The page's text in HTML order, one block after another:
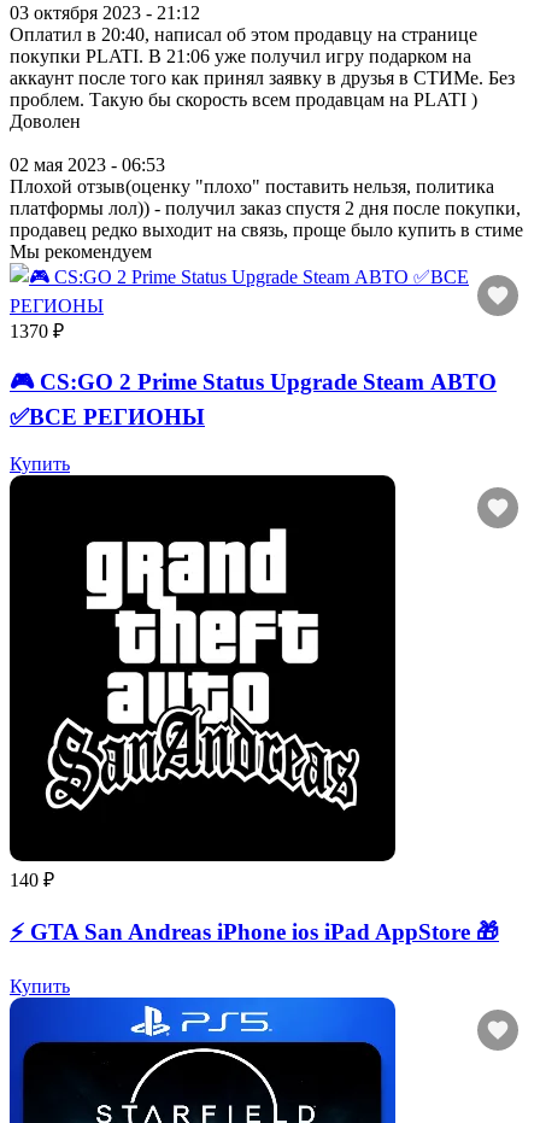
03 октября 2023 - 21:12
Оплатил в 20:40, написал об этом продавцу на странице
покупки PLATI. В 21:06 уже получил игру подарком на
аккаунт после того как принял заявку в друзья в СТИМе. Без
проблем. Такую бы скорость всем продавцам на PLATI )
Доволен
02 мая 2023 - 06:53
Плохой отзыв(оценку "плохо" поставить нельзя, политика
платформы лол)) - получил заказ спустя 2 дня после покупки,
продавец редко выходит на связь, проще было купить в стиме
Мы рекомендуем
1370 ₽
🎮 CS:GO 2 Prime Status Upgrade Steam АВТО
✅ВСЕ РЕГИОНЫ
Купить
140 ₽
⚡️ GTA San Andreas iPhone ios iPad AppStore 🎁
Купить